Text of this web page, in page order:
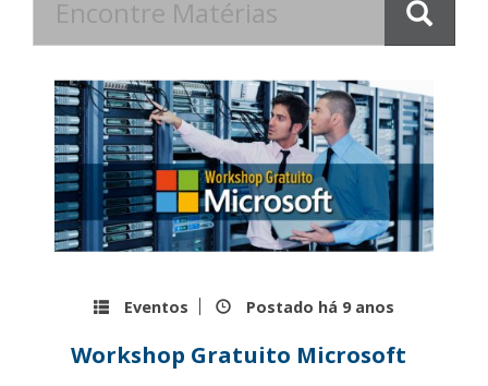
Eventos Postado há 9 anos
Workshop Gratuito Microsoft